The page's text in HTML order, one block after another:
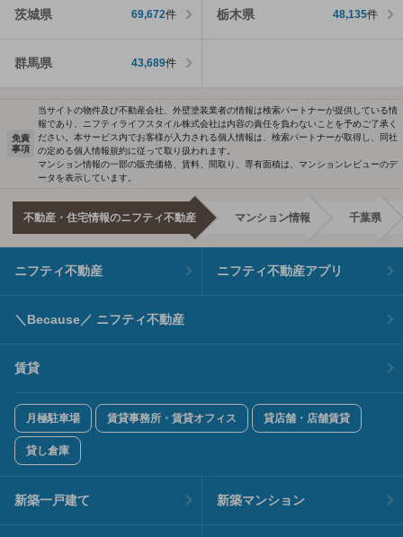
茨城県 69,672件 栃木県 48,135件
群馬県 43,689件
免責
事項
当サイトの物件及び不動産会社、外壁塗装業者の情報は検索パートナーが提供している情
報であり、ニフティライフスタイル株式会社は内容の責任を負わないことを予めご了承く
ださい。本サービス内でお客様が入力される個人情報は、検索パートナーが取得し、同社
の定める個人情報規約に従って取り扱われます。
マンション情報の一部の販売価格、賃料、間取り、専有面積は、マンションレビューのデ
ータを表示しています。
不動産・住宅情報のニフティ不動産 マンション情報 千葉県
ニフティ不動産 ニフティ不動産アプリ
＼Because／ ニフティ不動産
賃貸
月極駐車場 賃貸事務所・賃貸オフィス 貸店舗・店舗賃貸
貸し倉庫
新築一戸建て 新築マンション